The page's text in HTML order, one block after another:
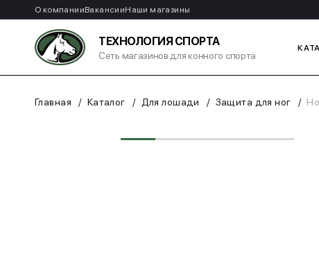
О компанииВакансииНаши магазины
ТЕХНОЛОГИЯ СПОРТА
Сеть магазинов для конного спорта
Главная Каталог Для лошади Защита для ног